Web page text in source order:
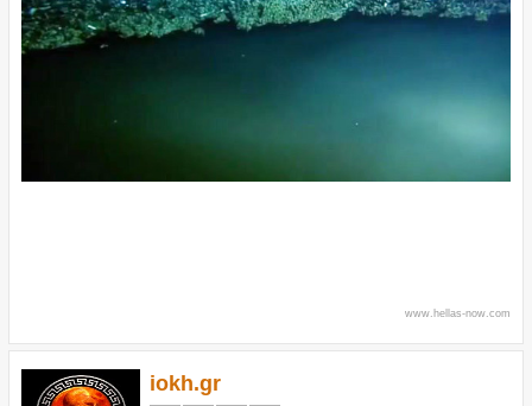
www.hellas-now.com
iokh.gr